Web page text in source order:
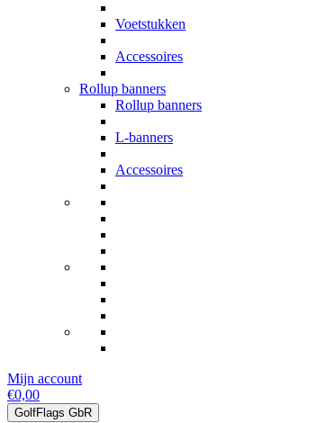
Voetstukken
Accessoires
Rollup banners
Rollup banners
L-banners
Accessoires
Mijn account
€0,00
GolfFlags GbR